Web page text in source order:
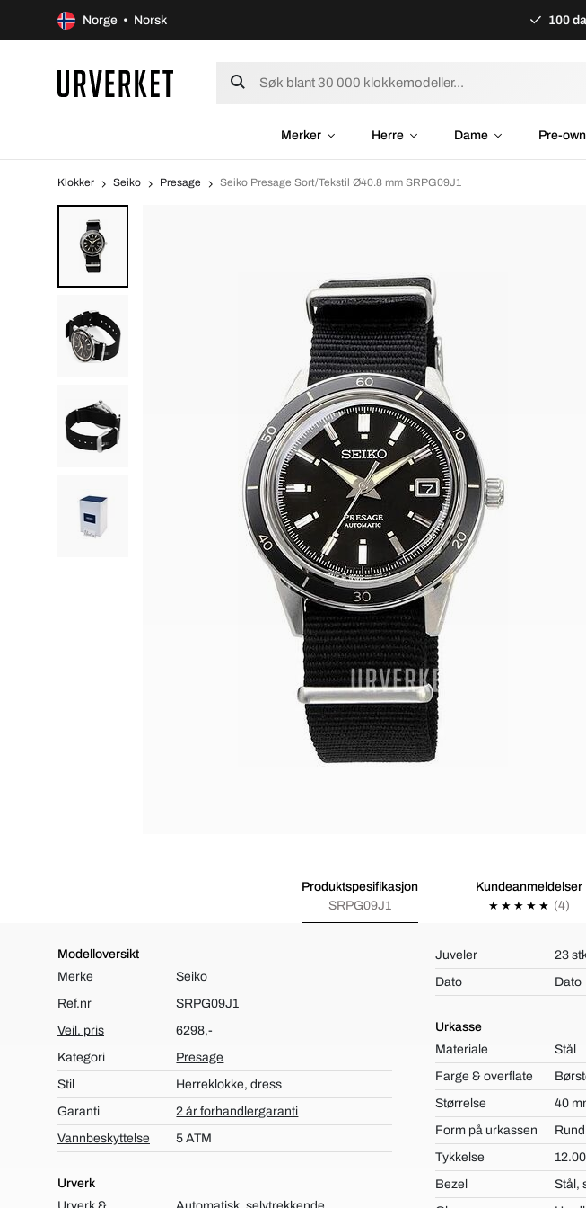
Norge • Norsk 100
Merker Herre Dame Pre-
Klokker Seiko Presage Seiko Presage Sort/Tekstil Ø40.8 mm SRPG09J1
Produktspesifikasjon
SRPG09J1
Kundeanmeldelser
(4)
Modelloversikt
Merke
Seiko
Ref.nr
SRPG09J1
Veil. pris
6298,-
Kategori
Presage
Stil
Herreklokke, dress
Garanti
2 år forhandlergaranti
Vannbeskyttelse
5 ATM
Urverk
Juveler
23
Dato
Dato
Urkasse
Materiale
Stål
Farge & overflate
Størrelse
40
Form på urkassen
Rund
Tykkelse
Bezel
Stål,